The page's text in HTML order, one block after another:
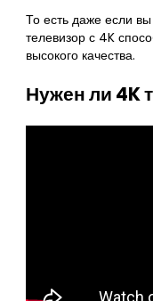
То есть даже если
телевизор с 4K
высокого качества.
Нужен ли 4K